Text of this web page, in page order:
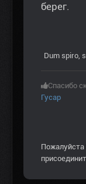
берег.
Dum spiro,
Спасибо
Гусар
Пожалуйста